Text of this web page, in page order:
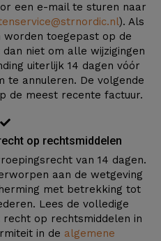
een e-mail te sturen naar
). Als
worden toegepast op de
niet om alle wijzigingen
uiterlijk 14 dagen vóór
te annuleren. De volgende
de meest recente factuur.
op rechtsmiddelen
van 14 dagen.
aan de wetgeving
met betrekking tot
Lees de volledige
op rechtsmiddelen in
in de algemene